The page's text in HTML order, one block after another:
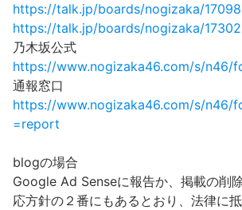
https://talk.jp/boards/nogizaka/
https://talk.jp/boards/nogizaka/
乃木坂公式
https://www.nogizaka46.com/s/n46/
通報窓口
https://www.nogizaka46.com/s/n46/
=report
blogの場合
Google Ad Senseに報告か、掲載の削
応方針の２番にもあるとおり、法律に